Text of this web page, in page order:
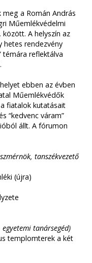
a Román András
Műemlékvédelmi
között. A helyszín az
hetes rendezvény
témára reflektálva
ebben az évben
Műemlékvédők
fiatalok kutatásait
“kedvenc váram”
állt. A fórumon
tanszékvezető
(újra)
tanársegéd)
templomterek a két